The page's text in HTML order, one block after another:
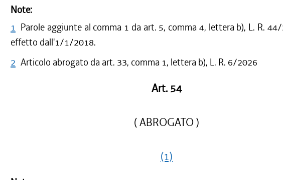
Note:
1 Parole aggiunte al comma 1 da art. 5, comma 4, lettera b), L. R.
effetto dall'1/1/2018.
2 Articolo abrogato da art. 33, comma 1, lettera b), L. R. 6/2026
Art. 54
( ABROGATO )
(1)